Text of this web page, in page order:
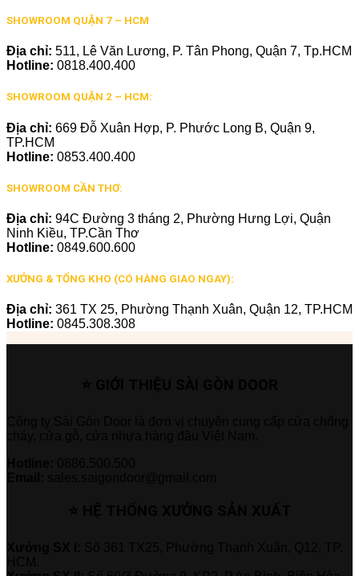
SHOWROOM QUẬN 7 – HCM
Địa chỉ: 511, Lê Văn Lương, P. Tân Phong, Quận 7, Tp.HCM
Hotline: 0818.400.400
SHOWROOM QUẬN 2 – HCM:
Địa chỉ: 669 Đỗ Xuân Hợp, P. Phước Long B, Quận 9,
TP.HCM
Hotline: 0853.400.400
SHOWROOM CẦN THƠ:
Địa chỉ: 94C Đường 3 tháng 2, Phường Hưng Lợi, Quận
Ninh Kiều, TP.Cần Thơ
Hotline: 0849.600.600
XƯỞNG & TỔNG KHO (CÓ HÀNG GIAO NGAY):
Địa chỉ: 361 TX 25, Phường Thạnh Xuân, Quận 12, TP.HCM
Hotline: 0845.308.308